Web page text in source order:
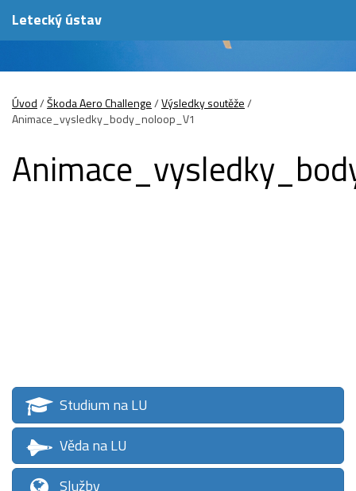
Letecký ústav
Úvod/Škoda Aero Challenge/Výsledky soutěže/
Animace_vysledky_body_noloop_V1
Studium na LU
Věda na LU
Služby